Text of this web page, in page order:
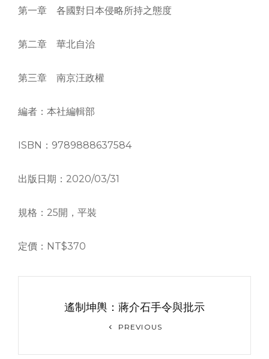
第一章 各國對日本侵略所持之態度
第二章 華北自治
第三章 南京汪政權
編者：本社編輯部
ISBN：9789888637584
出版日期：2020/03/31
規格：25開，平裝
定價：NT$370
遙制坤輿：蔣介石手令與批示
PREVIOUS